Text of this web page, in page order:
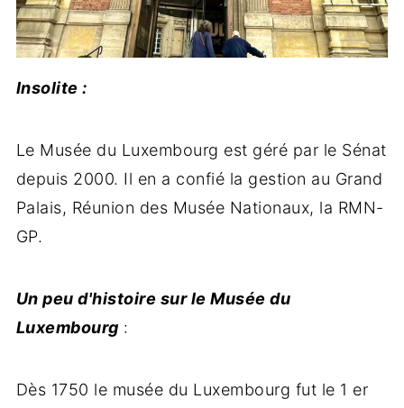
Insolite :
Le Musée du Luxembourg est géré par le Sénat
depuis 2000. Il en a confié la gestion au Grand
Palais, Réunion des Musée Nationaux, la RMN-
GP.
Un peu d'histoire sur le Musée du
Luxembourg :
Dès 1750 le musée du Luxembourg fut le 1 er